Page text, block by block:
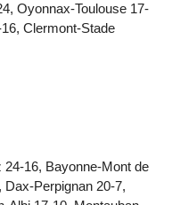
Oyonnax-Toulouse 17-
Clermont-Stade
16, Bayonne-Mont de
Dax-Perpignan 20-7,